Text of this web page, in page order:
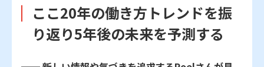
ここ20年の働き方トレンドを振
り返り5年後の未来を予測する